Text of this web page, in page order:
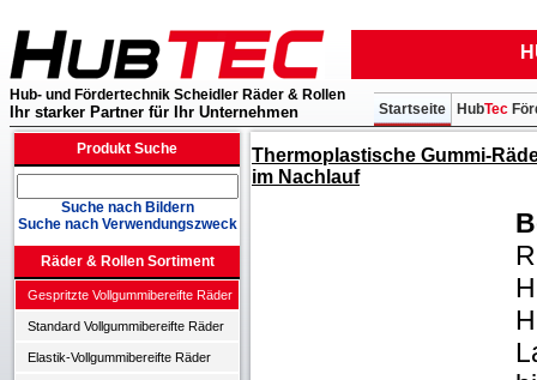
Hub- und Fördertechnik Scheidler Räder & Rollen
Ihr starker Partner für Ihr Unternehmen HubTec
Startseite
Produkt Suche
Suche nach Bildern
Suche nach Verwendungszweck
Räder & Rollen Sortiment
Gespritzte Vollgummibereifte Räder
Standard Vollgummibereifte Räder
Elastik-Vollgummibereifte Räder
Thermoplastische Gummi-
im Nachlauf